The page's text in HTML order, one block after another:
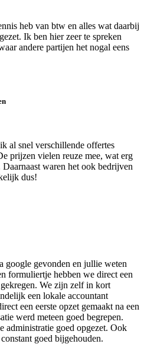
heb van btw en alles wat daarbij
Ik ben hier zeer te spreken
andere partijen het nogal eens
al snel verschillende offertes
prijzen vielen reuze mee, wat erg
waren het ook bedrijven
dus!
google gevonden en jullie weten
formuliertje hebben we direct een
We zijn zelf in kort
een lokale accountant
een eerste opzet gemaakt na een
werd meteen goed begrepen.
administratie goed opgezet. Ook
goed bijgehouden.